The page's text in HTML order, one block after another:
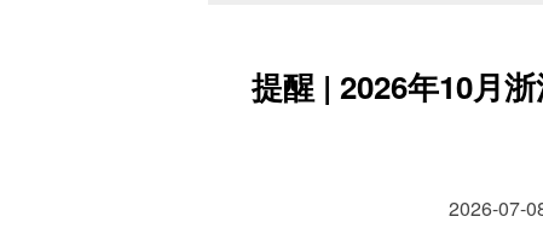
提醒 | 2026年10月
2026-07-